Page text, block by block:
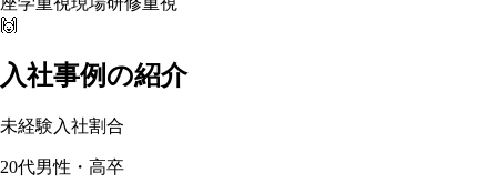
🙌
入社事例の紹介
未経験入社割合
20代男性・高卒